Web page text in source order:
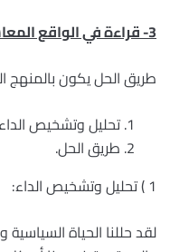
3- قراءة في الواقع المعاش وطريق الحل:
طريق الحل يكون بالمنهج
تحليل وتشخيص
طريق الحل.
1 ) تحليل وتشخيص الداء:
لقد حللنا الحياة السياسية